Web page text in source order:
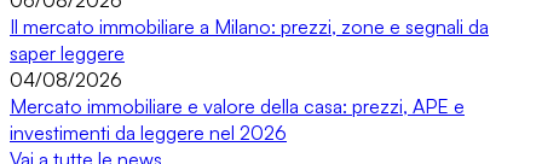
Il mercato immobiliare a Milano: prezzi, zone e segnali da
saper leggere
04/08/2026
Mercato immobiliare e valore della casa: prezzi, APE e
investimenti da leggere nel 2026